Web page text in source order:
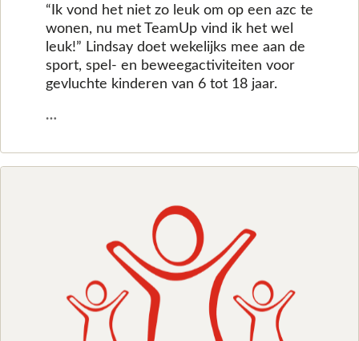
“Ik vond het niet zo leuk om op een azc te
wonen, nu met TeamUp vind ik het wel
leuk!” Lindsay doet wekelijks mee aan de
sport, spel- en beweegactiviteiten voor
gevluchte kinderen van 6 tot 18 jaar.
…